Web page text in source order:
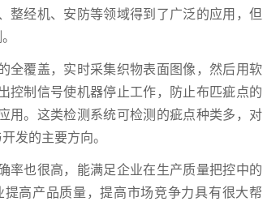
整经机、安防等领域得到了广泛的应用，但
覆盖，实时采集织物表面图像，然后用软
控制信号使机器停止工作，防止布匹疵点的
用。这类检测系统可检测的疵点种类多，对
发的主要方向。
也很高，能满足企业在生产质量把控中的
高产品质量，提高市场竞争力具有很大帮